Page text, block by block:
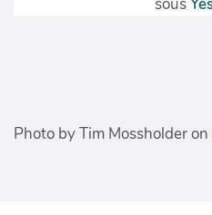
Photo by Tim Mossholder on